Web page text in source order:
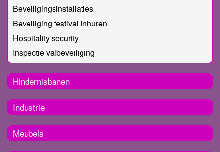
Beveiligingsinstallaties
Beveiliging festival inhuren
Hospitality security
Inspectie valbeveiliging
Hindernisbanen
Industrie
Meubels